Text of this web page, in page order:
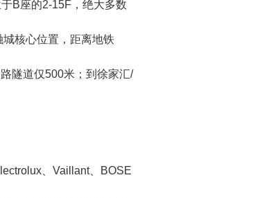
B座的2-15F，绝大多数
核心位置，距离地铁
隧道仅500米；到徐家汇/
、Vaillant、BOSE